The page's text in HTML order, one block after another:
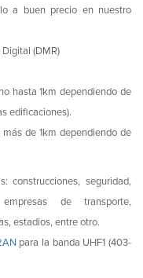
a buen precio en nuestro
(DMR)
hasta 1km dependiendo de
edificaciones).
de 1km dependiendo de
construcciones, seguridad,
de transporte,
estadios, entre otro.
para la banda UHF1 (403-